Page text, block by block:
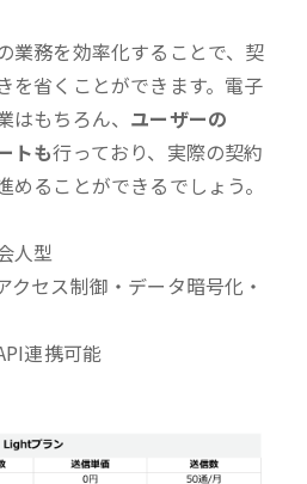
業務を効率化することで、契
を省くことができます。電子
もちろん、 ユーザーの
トも行っており、実際の契約
ることができるでしょう。
人型
セス制御・データ暗号化・
連携可能